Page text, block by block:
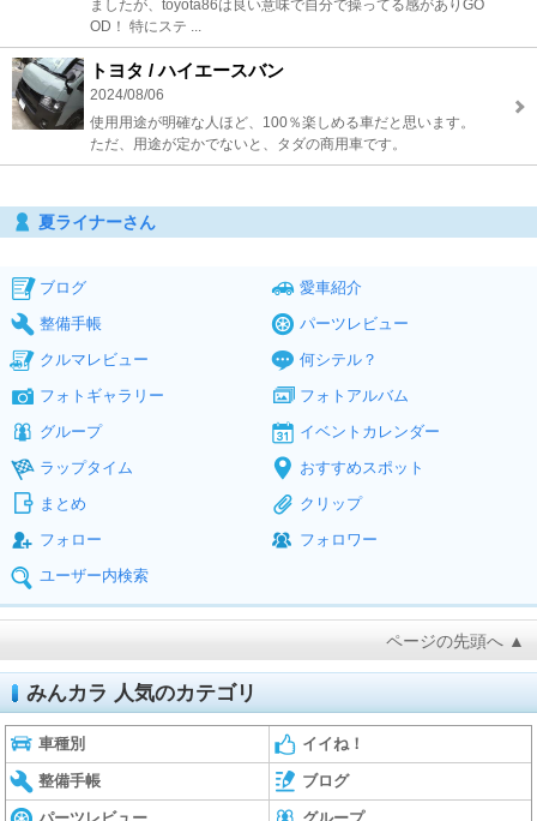
ましたが、toyota86は良い意味で自分で操ってる感がありGO
OD！ 特にステ ...
トヨタ / ハイエースバン
2024/08/06
使用用途が明確な人ほど、100％楽しめる車だと思います。
ただ、用途が定かでないと、タダの商用車です。
夏ライナーさん
ブログ
愛車紹介
整備手帳
パーツレビュー
クルマレビュー
何シテル？
フォトギャラリー
フォトアルバム
グループ
イベントカレンダー
ラップタイム
おすすめスポット
まとめ
クリップ
フォロー
フォロワー
ユーザー内検索
ページの先頭へ ▲
みんカラ 人気のカテゴリ
車種別 イイね！
整備手帳 ブログ